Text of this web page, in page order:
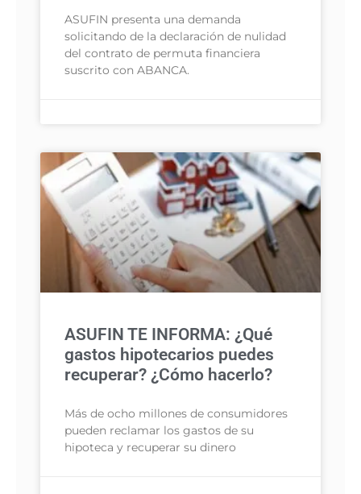
ASUFIN presenta una demanda
solicitando de la declaración de nulidad
del contrato de permuta financiera
suscrito con ABANCA.
ASUFIN TE INFORMA: ¿Qué
gastos hipotecarios puedes
recuperar? ¿Cómo hacerlo?
Más de ocho millones de consumidores
pueden reclamar los gastos de su
hipoteca y recuperar su dinero